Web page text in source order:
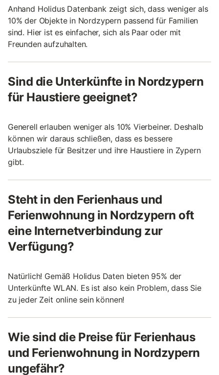
Anhand Holidus Datenbank zeigt sich, dass weniger als
10% der Objekte in Nordzypern passend für Familien
sind. Hier ist es einfacher, sich als Paar oder mit
Freunden aufzuhalten.
Sind die Unterkünfte in Nordzypern
für Haustiere geeignet?
Generell erlauben weniger als 10% Vierbeiner. Deshalb
können wir daraus schließen, dass es bessere
Urlaubsziele für Besitzer und ihre Haustiere in Zypern
gibt.
Steht in den Ferienhaus und
Ferienwohnung in Nordzypern oft
eine Internetverbindung zur
Verfügung?
Natürlich! Gemäß Holidus Daten bieten 95% der
Unterkünfte WLAN. Es ist also kein Problem, dass Sie
zu jeder Zeit online sein können!
Wie sind die Preise für Ferienhaus
und Ferienwohnung in Nordzypern
ungefähr?